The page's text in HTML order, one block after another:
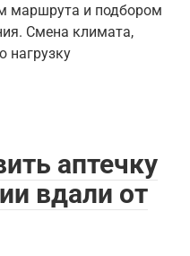
маршрута и подбором
Смена климата,
нагрузку
аптечку
вдали от